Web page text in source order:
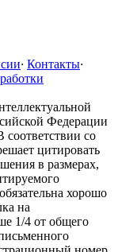
· Контакты·
Федерации
со
цитировать
в размерах,
хорошо
на
1/4 от общего